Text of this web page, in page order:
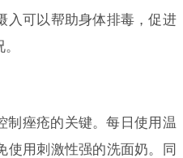
入可以帮助身体排毒，促进
制痤疮的关键。每日使用温
使用刺激性强的洗面奶。同